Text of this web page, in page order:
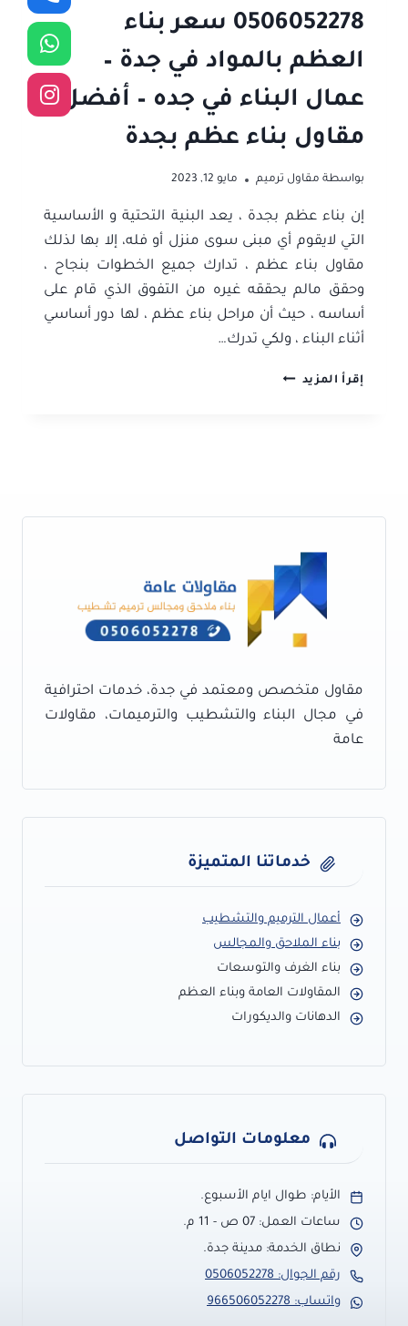
0506052278 سعر بناء
العظم بالمواد في جدة –
عمال البناء في جده – أفضل
مقاول بناء عظم بجدة
بواسطة مقاول ترميم مايو 12, 2023
إن بناء عظم بجدة ، يعد البنية التحتية و الأساسية
التي لايقوم أي مبنى سوى منزل أو فله، إلا بها لذلك
مقاول بناء عظم ، تدارك جميع الخطوات بنجاح ،
وحقق مالم يحققه غيره من التفوق الذي قام على
أساسه ، حيث أن مراحل بناء عظم ، لها دور أساسي
أثناء البناء ، ولكي تدرك…
إقرأ المزيد بناء
جدة
عمال
في
–
مقاول
مقاول متخصص ومعتمد في جدة، خدمات احترافية
في مجال البناء والتشطيب والترميمات، مقاولات
عامة
خدماتنا المتميزة
أعمال الترميم والتشطيب
بناء الملاحق والمجالس
بناء الغرف والتوسعات
المقاولات العامة وبناء العظم
الدهانات والديكورات
معلومات التواصل
الأيام: طوال ايام الأسبوع.
ساعات العمل: 07 ص - 11 م.
نطاق الخدمة: مدينة جدة.
رقم الجوال: 0506052278
واتساب: 966506052278